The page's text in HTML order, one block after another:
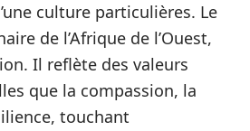
culture particulières. Le
de l’Afrique de l’Ouest,
Il reflète des valeurs
que la compassion, la
touchant